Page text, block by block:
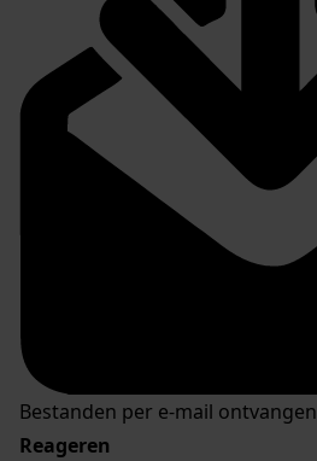
Bestanden per e-mail ontvangen
Reageren